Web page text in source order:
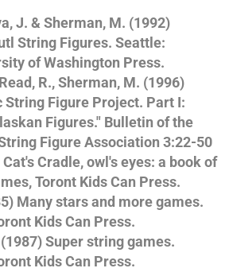
J. & Sherman, M. (1992)
String Figures. Seattle:
of Washington Press.
R., Sherman, M. (1996)
Figure Project. Part I:
Figures." Bulletin of the
Figure Association 3:22-50
Cradle, owl's eyes: a book of
Toront Kids Can Press.
Many stars and more games.
Kids Can Press.
Super string games.
Kids Can Press.